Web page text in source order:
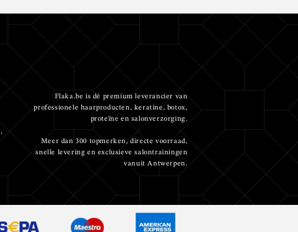
Flaka.be is dé premium leverancier van
professionele haarproducten, keratine, botox,
proteïne en salonverzorging.
Meer dan 300 topmerken, directe voorraad,
snelle levering en exclusieve salontrainingen
vanuit Antwerpen.